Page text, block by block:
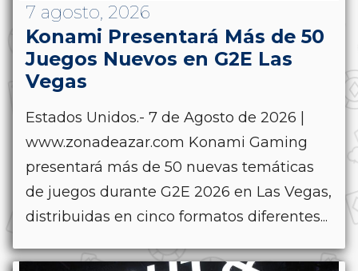
7 agosto, 2026
Konami Presentará Más de 50
Juegos Nuevos en G2E Las
Vegas
Estados Unidos.- 7 de Agosto de 2026 |
www.zonadeazar.com Konami Gaming
presentará más de 50 nuevas temáticas
de juegos durante G2E 2026 en Las Vegas,
distribuidas en cinco formatos diferentes...